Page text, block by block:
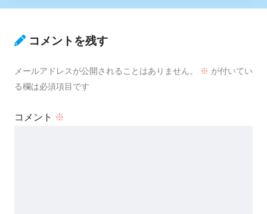
コメントを残す
メールアドレスが公開されることはありません。 ※ が付いてい
る欄は必須項目です
コメント ※